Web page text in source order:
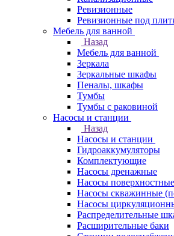
Ревизионные
Ревизионные под
Мебель для ванной
Назад
Мебель для ванной
Зеркала
Зеркальные шкафы
Пеналы, шкафы
Тумбы
Тумбы с раковиной
Насосы и станции
Назад
Насосы и станции
Гидроаккумуляторы
Комплектующие
Насосы дренажные
Насосы поверхностные
Насосы скважинные
Насосы
Распределительные
Расширительные баки